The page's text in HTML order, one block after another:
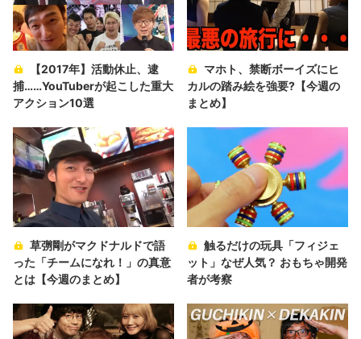
【2017年】活動休止、逮
捕……YouTuberが起こした重大
アクション10選
マホト、禁断ボーイズにヒ
カルの踏み絵を強要?【今週の
まとめ】
草彅剛がマクドナルドで語
った「チームになれ！」の真意
とは【今週のまとめ】
触るだけの玩具「フィジェ
ット」なぜ人気？ おもちゃ開発
者が考察